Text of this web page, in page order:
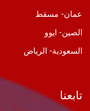
عمان- مسقط
الصين- ايوو
السعودية- الرياض
تابعنا